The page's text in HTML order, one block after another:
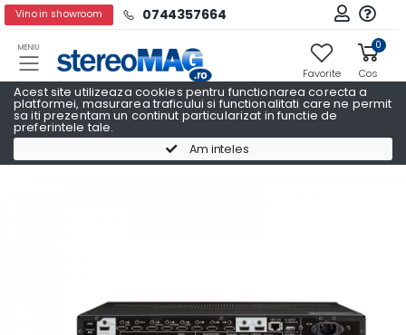
Acest site utilizeaza cookies pentru functionarea corecta a
platformei, masurarea traficului si functionalitati care ne permit
sa iti prezentam un continut particularizat in functie de
preferintele tale.
Am inteles
Vino in showroom 0744357664
MENIU
Favorite
0
Cos
Receivere AV PIONEER